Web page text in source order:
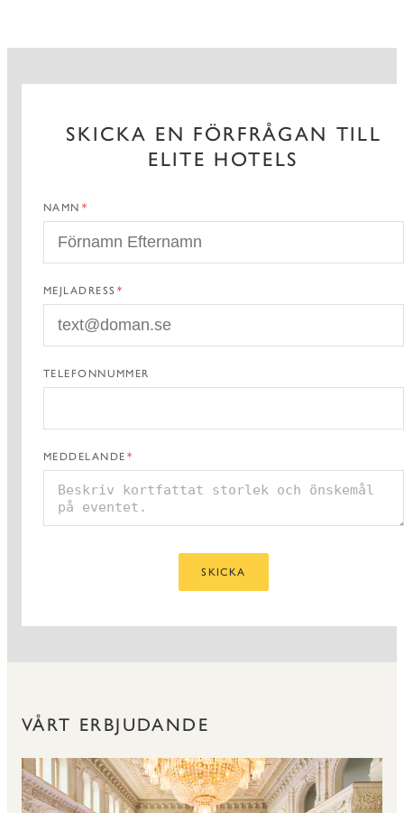
SKICKA EN FÖRFRÅGAN TILL
ELITE HOTELS
NAMN
MEJLADRESS
TELEFONNUMMER
MEDDELANDE
SKICKA
VÅRT ERBJUDANDE